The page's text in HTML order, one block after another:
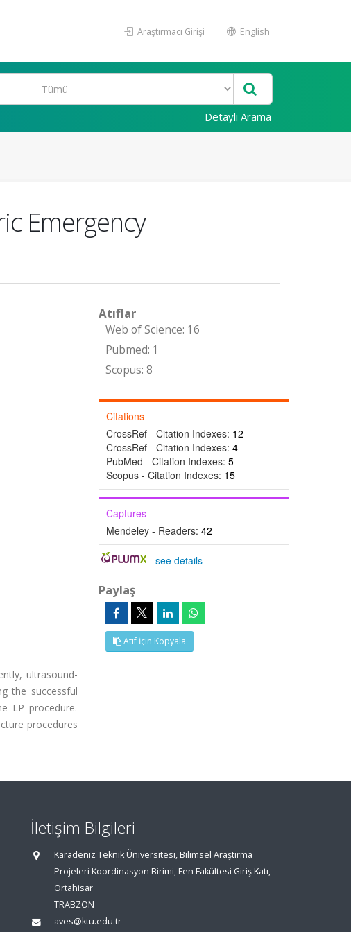
Araştırmacı Girişi English
Detaylı Arama
Emergency
ultrasound-
the successful
LP procedure.
procedures
Atıflar
Web of Science: 16
Pubmed: 1
Scopus: 8
Citations
CrossRef - Citation Indexes: 12
CrossRef - Citation Indexes: 4
PubMed - Citation Indexes: 5
Scopus - Citation Indexes: 15
Captures
Mendeley - Readers: 42
-see details
Paylaş
Atıf İçin Kopyala
İletişim Bilgileri
Karadeniz Teknik Üniversitesi, Bilimsel Araştırma
Projeleri Koordinasyon Birimi, Fen Fakültesi Giriş Katı,
Ortahisar
TRABZON
aves@ktu.edu.tr